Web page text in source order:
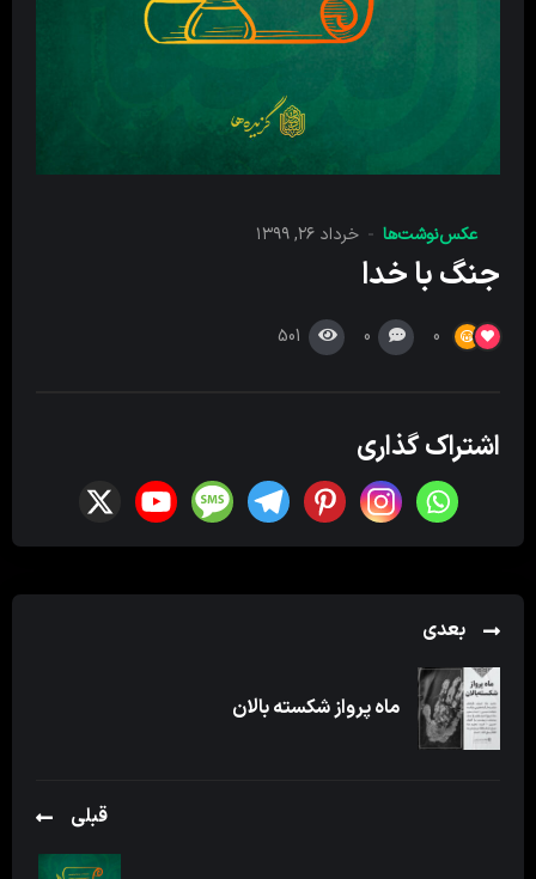
عکس‌نوشت‌ها خرداد ۲۶, ۱۳۹۹
جنگ با خدا
0
0
501
اشتراک گذاری
بعدی
ماه پرواز شکسته بالان
قبلی